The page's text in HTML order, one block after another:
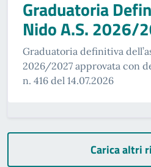
Graduatoria
Nido A.S. 2026/
Graduatoria definitiva
2026/2027 approvata con
n. 416 del 14.07.2026
Carica altri